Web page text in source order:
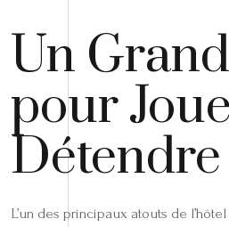
Un
pour
Détendre
L’un des principaux atouts de